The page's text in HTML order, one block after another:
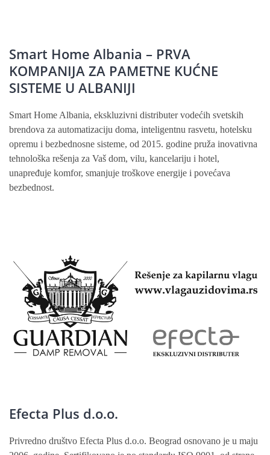
Smart Home Albania – PRVA
KOMPANIJA ZA PAMETNE KUĆNE
SISTEME U ALBANIJI
Smart Home Albania, ekskluzivni distributer vodećih svetskih
brendova za automatizaciju doma, inteligentnu rasvetu, hotelsku
opremu i bezbednosne sisteme, od 2015. godine pruža inovativna
tehnološka rešenja za Vaš dom, vilu, kancelariju i hotel,
unapređuje komfor, smanjuje troškove energije i povećava
bezbednost.
Efecta Plus d.o.o.
Privredno društvo Efecta Plus d.o.o. Beograd osnovano je u maju